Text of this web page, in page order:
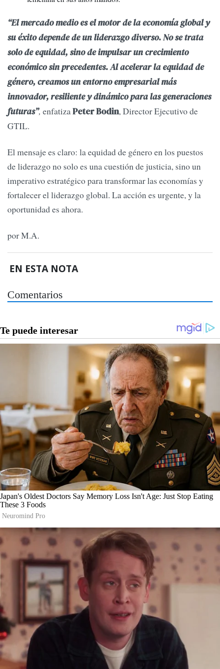
“El mercado medio es el motor de la economía global y
su éxito depende de un liderazgo diverso.No se trata
solo de equidad, sino de impulsar un crecimiento
económico sin precedentes. Al acelerar la equidad de
género, creamos un entorno empresarial más
innovador, resiliente y dinámico para las generaciones
futuras”, enfatiza Peter Bodin, Director Ejecutivo de
GTIL.
El mensaje es claro: la equidad de género en los puestos
de liderazgo no solo es una cuestión de justicia, sino un
imperativo estratégico para transformar las economías y
fortalecer el liderazgo global. La acción es urgente, y la
oportunidad es ahora.
por M.A.
EN ESTA NOTA
Comentarios